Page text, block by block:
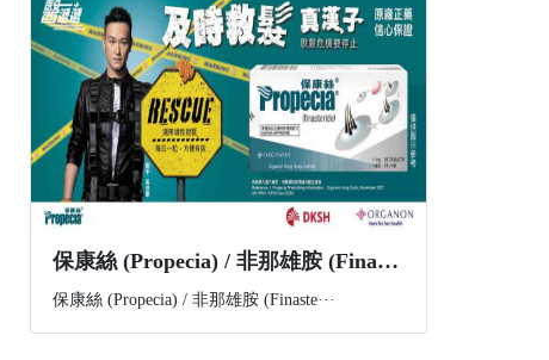
​保康絲 (Propecia) / 非那雄胺 (Finasteride) 是什麼？功效、副作用與購買資訊一文講解
保康絲 (Propecia) / 非那雄胺 (Finaste···